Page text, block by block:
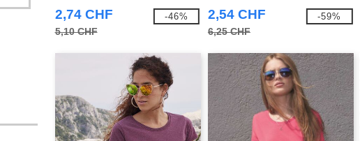
2,74 CHF
5,10 CHF
-46% 2,54 CHF
6,25 CHF
-59%